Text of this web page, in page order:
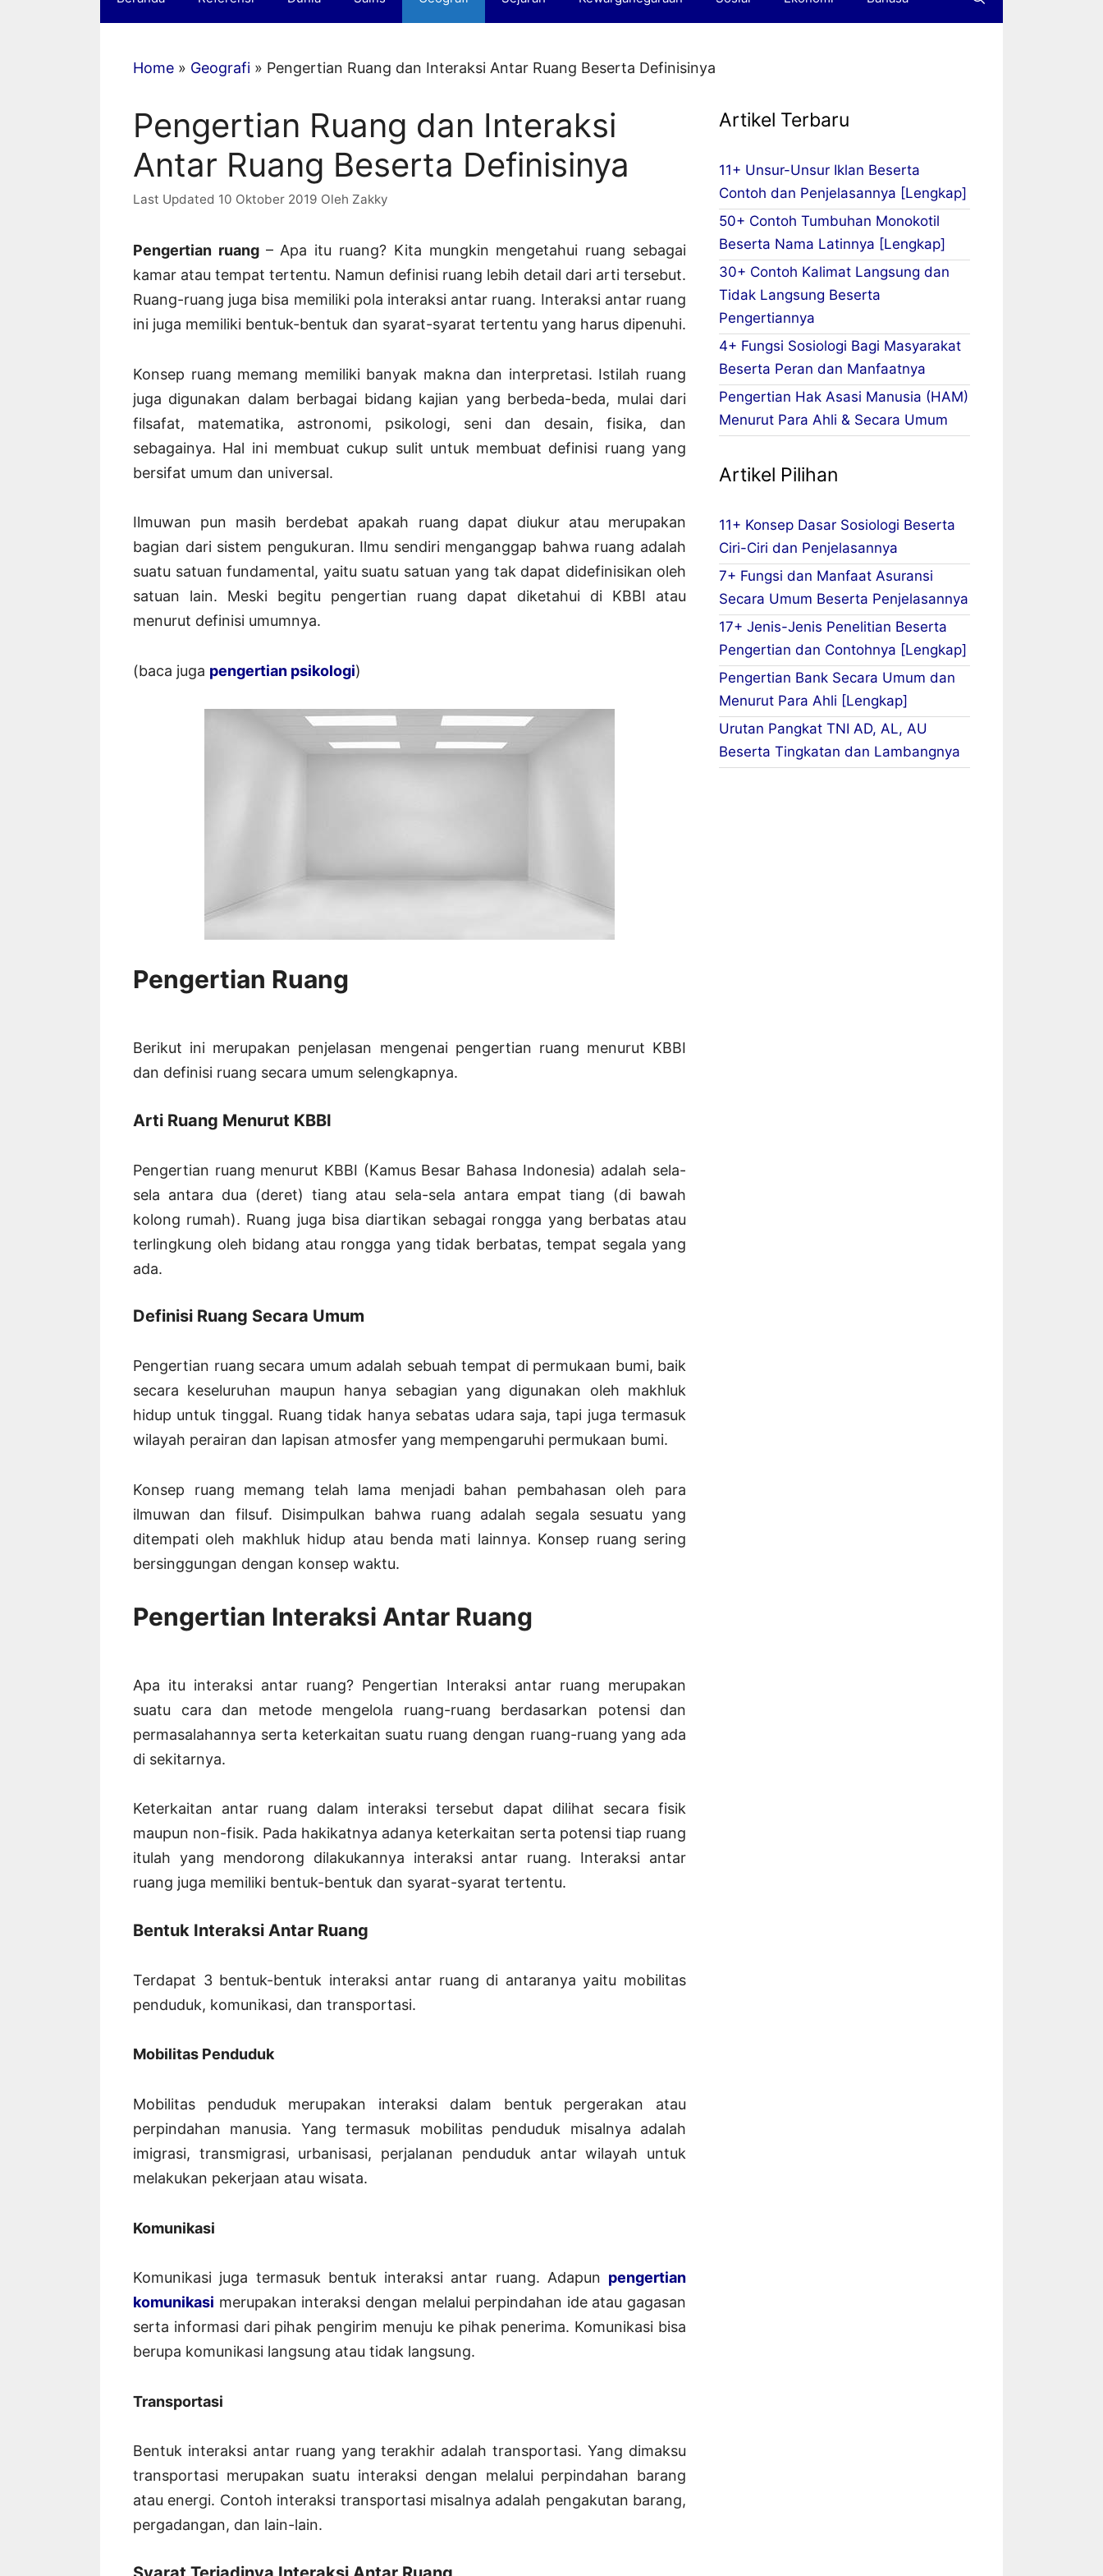
Home » Geografi » Pengertian Ruang dan Interaksi Antar Ruang Beserta Definisinya
Pengertian Ruang dan Interaksi
Antar Ruang Beserta Definisinya
10 Oktober 2019 Oleh Zakky
Pengertian ruang – Apa itu ruang? Kita mungkin mengetahui ruang sebagai
kamar atau tempat tertentu. Namun definisi ruang lebih detail dari arti tersebut.
Ruang-ruang juga bisa memiliki pola interaksi antar ruang. Interaksi antar ruang
ini juga memiliki bentuk-bentuk dan syarat-syarat tertentu yang harus dipenuhi.
Konsep ruang memang memiliki banyak makna dan interpretasi. Istilah ruang
juga digunakan dalam berbagai bidang kajian yang berbeda-beda, mulai dari
filsafat, matematika, astronomi, psikologi, seni dan desain, fisika, dan
sebagainya. Hal ini membuat cukup sulit untuk membuat definisi ruang yang
bersifat umum dan universal.
Ilmuwan pun masih berdebat apakah ruang dapat diukur atau merupakan
bagian dari sistem pengukuran. Ilmu sendiri menganggap bahwa ruang adalah
suatu satuan fundamental, yaitu suatu satuan yang tak dapat didefinisikan oleh
satuan lain. Meski begitu pengertian ruang dapat diketahui di KBBI atau
menurut definisi umumnya.
(baca juga pengertian psikologi)
Pengertian Ruang
Berikut ini merupakan penjelasan mengenai pengertian ruang menurut KBBI
dan definisi ruang secara umum selengkapnya.
Arti Ruang Menurut KBBI
Pengertian ruang menurut KBBI (Kamus Besar Bahasa Indonesia) adalah sela-
sela antara dua (deret) tiang atau sela-sela antara empat tiang (di bawah
kolong rumah). Ruang juga bisa diartikan sebagai rongga yang berbatas atau
terlingkung oleh bidang atau rongga yang tidak berbatas, tempat segala yang
ada.
Definisi Ruang Secara Umum
Pengertian ruang secara umum adalah sebuah tempat di permukaan bumi, baik
secara keseluruhan maupun hanya sebagian yang digunakan oleh makhluk
hidup untuk tinggal. Ruang tidak hanya sebatas udara saja, tapi juga termasuk
wilayah perairan dan lapisan atmosfer yang mempengaruhi permukaan bumi.
Konsep ruang memang telah lama menjadi bahan pembahasan oleh para
ilmuwan dan filsuf. Disimpulkan bahwa ruang adalah segala sesuatu yang
ditempati oleh makhluk hidup atau benda mati lainnya. Konsep ruang sering
bersinggungan dengan konsep waktu.
Pengertian Interaksi Antar Ruang
Apa itu interaksi antar ruang? Pengertian Interaksi antar ruang merupakan
suatu cara dan metode mengelola ruang-ruang berdasarkan potensi dan
permasalahannya serta keterkaitan suatu ruang dengan ruang-ruang yang ada
di sekitarnya.
Keterkaitan antar ruang dalam interaksi tersebut dapat dilihat secara fisik
maupun non-fisik. Pada hakikatnya adanya keterkaitan serta potensi tiap ruang
itulah yang mendorong dilakukannya interaksi antar ruang. Interaksi antar
ruang juga memiliki bentuk-bentuk dan syarat-syarat tertentu.
Bentuk Interaksi Antar Ruang
Terdapat 3 bentuk-bentuk interaksi antar ruang di antaranya yaitu mobilitas
penduduk, komunikasi, dan transportasi.
Mobilitas Penduduk
Mobilitas penduduk merupakan interaksi dalam bentuk pergerakan atau
perpindahan manusia. Yang termasuk mobilitas penduduk misalnya adalah
imigrasi, transmigrasi, urbanisasi, perjalanan penduduk antar wilayah untuk
melakukan pekerjaan atau wisata.
Komunikasi
Komunikasi juga termasuk bentuk interaksi antar ruang. Adapun pengertian
komunikasi merupakan interaksi dengan melalui perpindahan ide atau gagasan
serta informasi dari pihak pengirim menuju ke pihak penerima. Komunikasi bisa
berupa komunikasi langsung atau tidak langsung.
Transportasi
Bentuk interaksi antar ruang yang terakhir adalah transportasi. Yang dimaksu
transportasi merupakan suatu interaksi dengan melalui perpindahan barang
atau energi. Contoh interaksi transportasi misalnya adalah pengakutan barang,
pergadangan, dan lain-lain.
Artikel Terbaru
11+ Unsur-Unsur Iklan Beserta
Contoh dan Penjelasannya [Lengkap]
50+ Contoh Tumbuhan Monokotil
Beserta Nama Latinnya [Lengkap]
30+ Contoh Kalimat Langsung dan
Tidak Langsung Beserta
Pengertiannya
4+ Fungsi Sosiologi Bagi Masyarakat
Beserta Peran dan Manfaatnya
Pengertian Hak Asasi Manusia (HAM)
Menurut Para Ahli & Secara Umum
Artikel Pilihan
11+ Konsep Dasar Sosiologi Beserta
Ciri-Ciri dan Penjelasannya
7+ Fungsi dan Manfaat Asuransi
Secara Umum Beserta Penjelasannya
17+ Jenis-Jenis Penelitian Beserta
Pengertian dan Contohnya [Lengkap]
Pengertian Bank Secara Umum dan
Menurut Para Ahli [Lengkap]
Urutan Pangkat TNI AD, AL, AU
Beserta Tingkatan dan Lambangnya